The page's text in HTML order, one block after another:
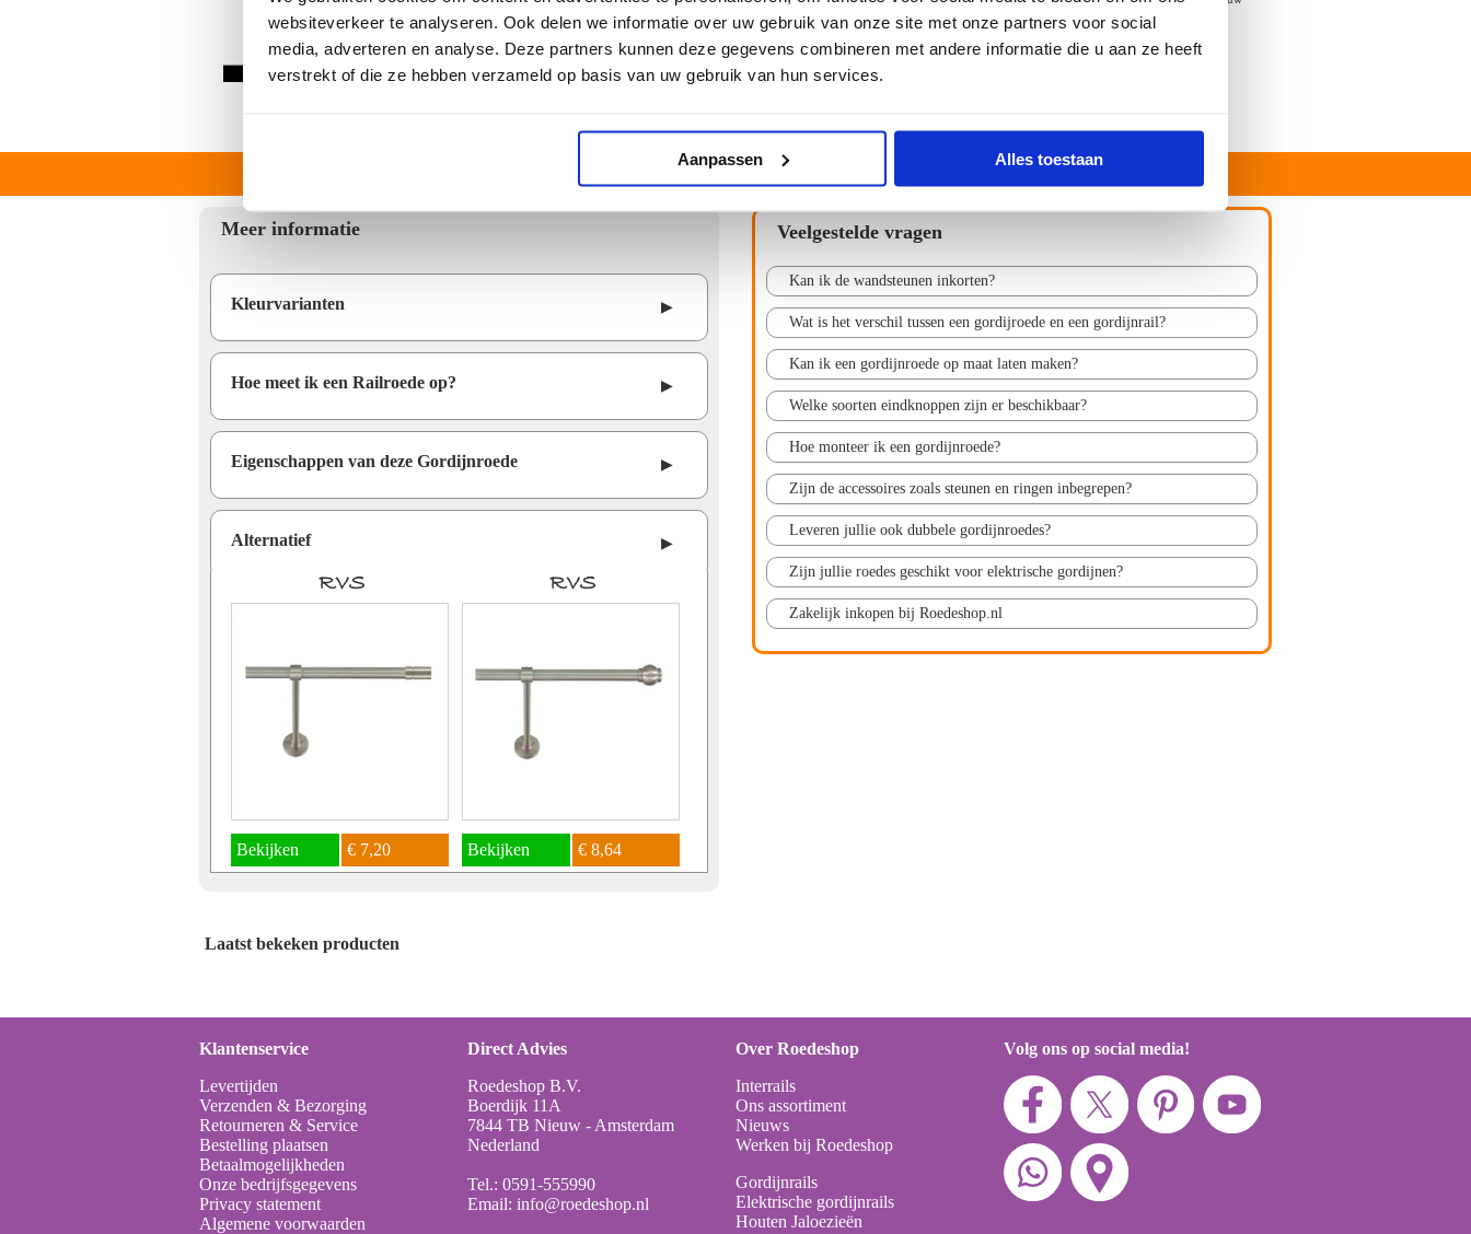
websiteverkeer te analyseren. Ook delen we informatie over uw gebruik van onze site met onze partners voor social
media, adverteren en analyse. Deze partners kunnen deze gegevens combineren met andere informatie die u aan ze heeft
verstrekt of die ze hebben verzameld op basis van uw gebruik van hun services.
Aanpassen Alles toestaan
gewenste bezorgdag.
Bezorginformatie
Meer informatie
Kleurvarianten ▶
Hoe meet ik een Railroede op? ▶
Eigenschappen van deze Gordijnroede ▶
Alternatief ▶
RVS
Bekijken € 7,20
RVS
Bekijken € 8,64
Veelgestelde vragen
Kan ik de wandsteunen inkorten?
Wat is het verschil tussen een gordijroede en een gordijnrail?
Kan ik een gordijnroede op maat laten maken?
Welke soorten eindknoppen zijn er beschikbaar?
Hoe monteer ik een gordijnroede?
Zijn de accessoires zoals steunen en ringen inbegrepen?
Leveren jullie ook dubbele gordijnroedes?
Zijn jullie roedes geschikt voor elektrische gordijnen?
Zakelijk inkopen bij Roedeshop.nl
Laatst bekeken producten
Klantenservice
Levertijden
Verzenden & Bezorging
Retourneren & Service
Bestelling plaatsen
Betaalmogelijkheden
Onze bedrijfsgegevens
Privacy statement
Algemene voorwaarden
Direct Advies
Roedeshop B.V.
Boerdijk 11A
7844 TB Nieuw - Amsterdam
Nederland
Tel.: 0591-555990
Email: info@roedeshop.nl
Over Roedeshop
Interrails
Ons assortiment
Nieuws
Werken bij Roedeshop
Gordijnrails
Elektrische gordijnrails
Houten Jaloezieën
Volg ons op social media!